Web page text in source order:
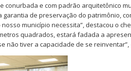
conurbada e com padrão arquitetônico
garantia de preservação do patrimônio,
município necessita”, destacou o
quadrados, estará fadada a
não tiver a capacidade de se